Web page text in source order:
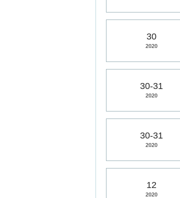
30
2020
30-31
2020
30-31
2020
12
2020